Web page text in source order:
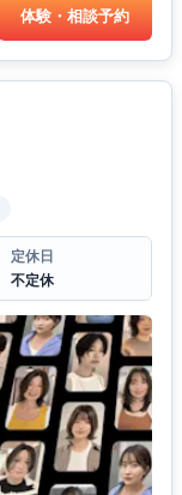
体験・相談予約
定休日
不定休